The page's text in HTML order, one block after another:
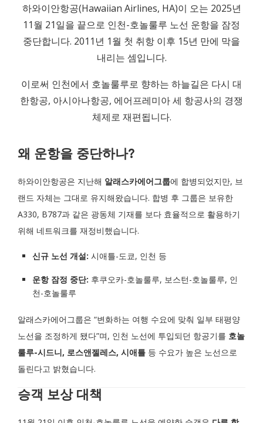
하와이안항공(Hawaiian Airlines, HA)이 오는 2025년
11월 21일을 끝으로 인천-호놀룰루 노선 운항을 잠정
중단합니다. 2011년 1월 첫 취항 이후 15년 만에 막을
내리는 셈입니다.
이로써 인천에서 호놀룰루로 향하는 하늘길은 다시 대
한항공, 아시아나항공, 에어프레미아 세 항공사의 경쟁
체제로 재편됩니다.
왜 운항을 중단하나?
하와이안항공은 지난해 알래스카에어그룹에 합병되었지만, 브
랜드 자체는 그대로 유지해왔습니다. 합병 후 그룹은 보유한
A330, B787과 같은 광동체 기재를 보다 효율적으로 활용하기
위해 네트워크를 재정비했습니다.
신규 노선 개설: 시애틀-도쿄, 인천 등
운항 잠정 중단: 후쿠오카-호놀룰루, 보스턴-호놀룰루, 인
천-호놀룰루
알래스카에어그룹은 “변화하는 여행 수요에 맞춰 일부 태평양
노선을 조정하게 됐다”며, 인천 노선에 투입되던 항공기를 호놀
룰루-시드니, 로스앤젤레스, 시애틀 등 수요가 높은 노선으로
돌린다고 밝혔습니다.
승객 보상 대책